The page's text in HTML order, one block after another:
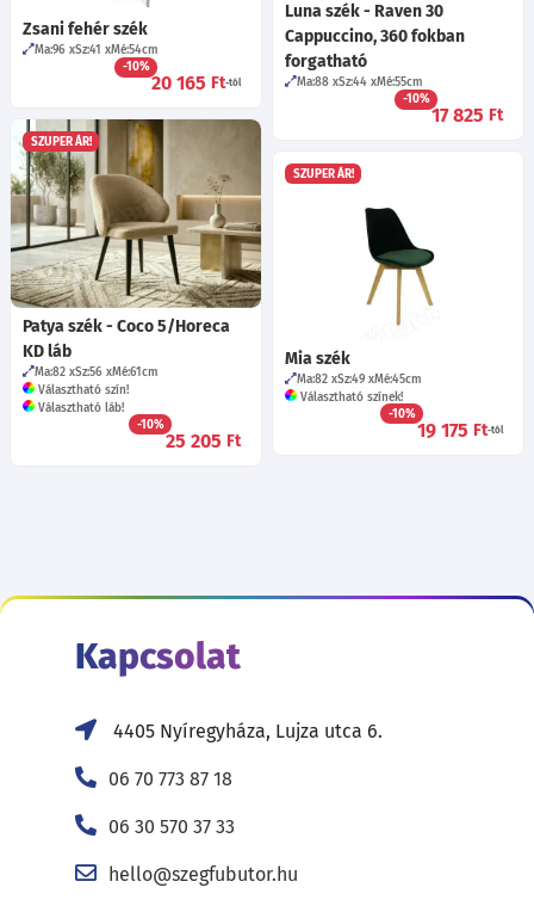
Luna szék - Raven 30
Cappuccino, 360 fokban
forgatható
Ma:88 Sz:44 Mé:55cm
-10%
17 825 Ft
Zsani fehér szék
Ma:96 Sz:41 Mé:54cm
-10%
20 165 Ft-tól
SZUPER ÁR!
Patya szék - Coco 5/Horeca
KD láb
Ma:82 Sz:56 Mé:61cm
Választható szín!
Választható láb!
-10%
25 205 Ft
SZUPER ÁR!
Mia szék
Ma:82 Sz:49 Mé:45cm
Választható színek!
-10%
19 175 Ft-tól
Kapcsolat
4405 Nyíregyháza, Lujza utca 6.
06 70 773 87 18
06 30 570 37 33
hello@szegfubutor.hu